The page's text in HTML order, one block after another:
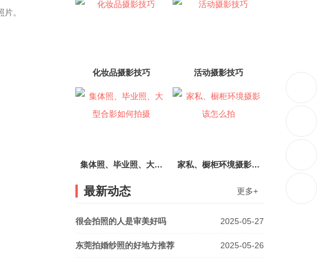
。
化妆品摄影技巧 活动摄影技巧
集体照、毕业照、大… 家私、橱柜环境摄影…
更多+
最新动态
2025-05-27
很会拍照的人是审美好吗
2025-05-26
东莞拍婚纱照的好地方推荐